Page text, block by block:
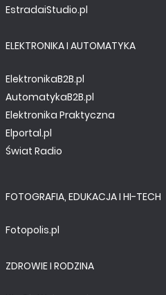
EstradaiStudio.pl
ELEKTRONIKA I AUTOMATYKA
ElektronikaB2B.pl
AutomatykaB2B.pl
Elektronika Praktyczna
Elportal.pl
Świat Radio
FOTOGRAFIA, EDUKACJA I HI-TECH
Fotopolis.pl
ZDROWIE I RODZINA